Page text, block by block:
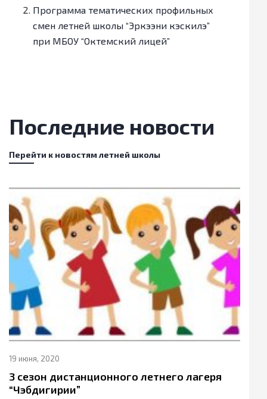
Программа тематических профильных
смен летней школы “Эркээни кэскилэ”
при МБОУ “Октемский лицей”
Последние новости
Перейти к новостям летней школы
19 июня, 2020
3 сезон дистанционного летнего лагеря
“Чэбдигирии”